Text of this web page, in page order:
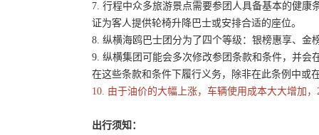
7. 行程中众多旅游景点需要参团人具备基本的健
证为客人提供轮椅升降巴士或安排合适的座位。
8. 纵横海鸥巴士团分为了四个等级：银榜惠享、金
9. 纵横集团可能会多次修改参团条款和条件，并
在这些条款和条件下履行义务，除非在此条例中或
10. 由于油价的大幅上涨，车辆使用成本大大增加
出行须知：